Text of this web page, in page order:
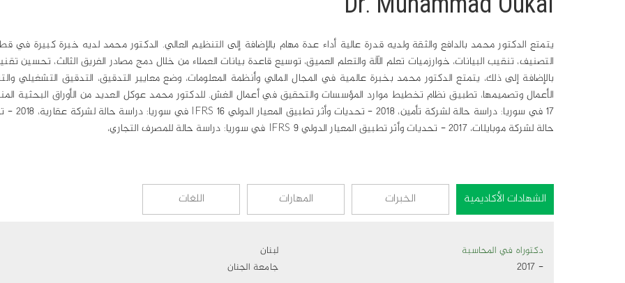
يتمتع الدكتور محمد بالدافع والثقة ولديه قدرة عالية أداء عدة مهام بالإضافة إلى التنظيم العالي. الدكتور محمد لديه خبرة كبيرة في
التصنيف، تنقيب البيانات، خوارزميات تعلم الآلة والتعلم العميق، توسيع قاعدة بيانات العملاء من خلال دمج مصادر الفريق الثالث، تحسين
حالة لشركة موبايلات، 2017 - تحديات وأثر تطبيق المعيار الدولي IFRS 9 في سوريا: دراسة حالة للمصرف التجاري،
الشهادات الأكاديمية الخبرات المهارات اللغات
دكتوراه في المحاسبة
- 2017
لبنان
جامعة الجنان